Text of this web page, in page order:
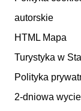
autorskie
HTML Mapa
Turystyka w
Polityka
2-dniowa